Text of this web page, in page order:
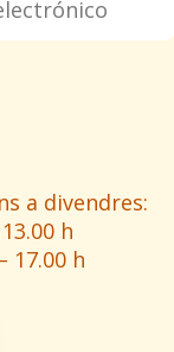
a divendres:
h
17.00 h